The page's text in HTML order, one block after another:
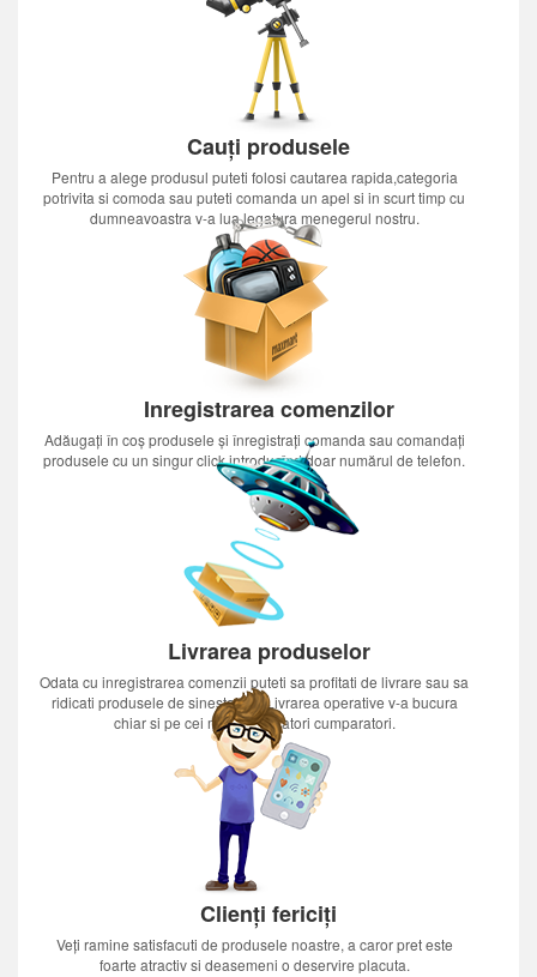
Cauți produsele
Pentru a alege produsul puteti folosi cautarea rapida,categoria
potrivita si comoda sau puteti comanda un apel si in scurt timp cu
dumneavoastra v-a lua legatura menegerul nostru.
Inregistrarea comenzilor
Adăugați în coș produsele și înregistrați comanda sau comandați
produsele cu un singur click introducînd doar numărul de telefon.
Livrarea produselor
Odata cu inregistrarea comenzii puteti sa profitati de livrare sau sa
ridicati produsele de sinestatator.Livrarea operative v-a bucura
chiar si pe cei mai nerabdatori cumparatori.
Clienți fericiți
Veți ramine satisfacuti de produsele noastre, a caror pret este
foarte atractiv si deasemeni o deservire placuta.